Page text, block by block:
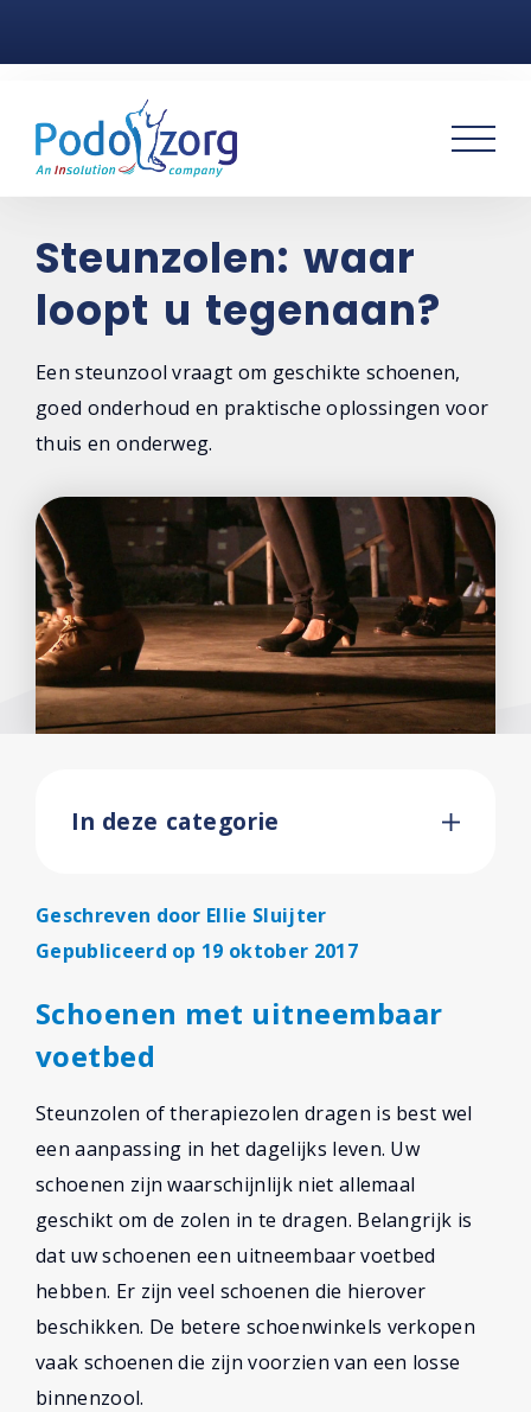
Voetklachten
Podotherapie
Praktijken
Over ons
Contact
Steunzolen: waar
loopt u tegenaan?
Een steunzool vraagt om geschikte schoenen,
goed onderhoud en praktische oplossingen voor
thuis en onderweg.
In deze categorie
Geschreven door Ellie Sluijter
Gepubliceerd op 19 oktober 2017
Schoenen met uitneembaar
voetbed
Steunzolen of therapiezolen dragen is best wel
een aanpassing in het dagelijks leven. Uw
schoenen zijn waarschijnlijk niet allemaal
geschikt om de zolen in te dragen. Belangrijk is
dat uw schoenen een uitneembaar voetbed
hebben. Er zijn veel schoenen die hierover
beschikken. De betere schoenwinkels verkopen
vaak schoenen die zijn voorzien van een losse
binnenzool.